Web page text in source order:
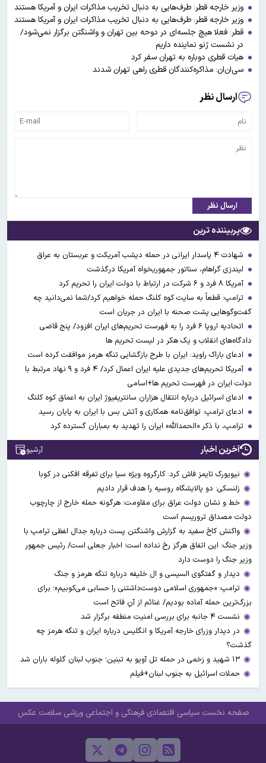
وزیر خارجه قطر: طرف‌هایی به دنبال تخریب مذاکرات ایران و آمریکا هستند
وزیر خارجه قطر: طرف‌هایی به دنبال تخریب مذاکرات ایران و آمریکا هستند
قطر: فعلا هیچ جلسه‌ای در دوحه بین تهران و واشنگتن برگزار نمی‌شود/
در نشست ژنو نماینده داریم
هیات قطری دوباره به تهران سفر کرد
سی‌ان‌ان: مذاکره‌کنندگان قطری راهی تهران شدند
ارسال نظر
ارسال نظر
پربیننده ترین
شهادت ۴ پاسدار ایرانی در حمله دیشب آمریکت و عربستان به عراق
لیندزی گراهام، سناتور جمهوریخواه آمریکا درگذشت
آمریکا ۸ فرد و ۶ شرکت در ارتباط با دولت ایران را تحریم کرد
ترامپ: قطعاً به سایت کوه کلنگ حمله خواهیم کرد/شما نمی‌دانید چه
گفت‌وگوهایی پشت صحنه با ایران در جریان است
اتحادیه اروپا ۶ فرد را به فهرست تحریم‌های ایران افزود/ پنج قاضی
دادگاه‌های انقلاب و یک هکر در لیست تحریم ها
ادعای باراک راوید: ایران با طرح بازگشایی تنگه هرمز موافقت کرده است
آمریکا تحریم‌های جدیدی علیه ایران اعمال کرد/ ۴ فرد و ۹ نهاد مرتبط با
دولت ایران در فهرست تحریم ها+اسامی
ادعای اسرائیل درباره انتقال هزاران سانتریفیوژ ایران به اعماق کوه کلنگ
ادعای ترامپ: توافق‌نامه همکاری و آتش بس با ایران به پایان رسید
ترامپ، با ذکر «الحمدالله» ایران را تهدید به بمباران گسترده کرد
آخرین اخبار آرشیو
نیویورک تایمز فاش کرد: کارگروه ویژه سیا برای تفرقه افکنی در کوبا
زلنسکی: دو پالایشگاه روسیه را هدف قرار دادیم
خط و نشان دولت عراق برای مقاومت: هرگونه حمله خارج از چارچوب
دولت مصداق تروریسم است
واکنش کاخ سفید به گزارش واشنگتن پست درباره جدال لفظی ترامپ با
وزیر جنگ: این اتفاق هرگز رخ نداده است؛ اخبار جعلی است/ رئیس جمهور
وزیر جنگ را دوست دارد
دیدار و گفتگوی السیسی و ال خلیفه درباره تنگه هرمز و جنگ
ترامپ: «جمهوری اسلامی دوست‌داشتنی را حسابی می‌کوبیم»؛ برای
بزرگ‌ترین حمله آماده بودیم/ غنائم از آنِ فاتح است
نشست ۴ جانبه برای بررسی امنیت منطقه برگزار شد
در دیدار وزرای خارجه آمریکا و انگلیس درباره ایران و تنگه هرمز چه
گذشت؟
۱۳ شهید و زخمی در حمله تل آویو به تبنین؛ جنوب لبنان گلوله باران شد
حملات اسرائیل به جنوب لبنان+فیلم
صفحه نخست سیاسی اقتصادی فرهنگی و اجتماعی ورزشی سلامت عکس